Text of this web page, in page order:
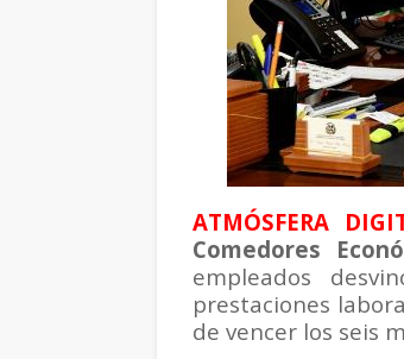
ATMÓSFERA
Comedores
empleados
prestaciones
de vencer los seis